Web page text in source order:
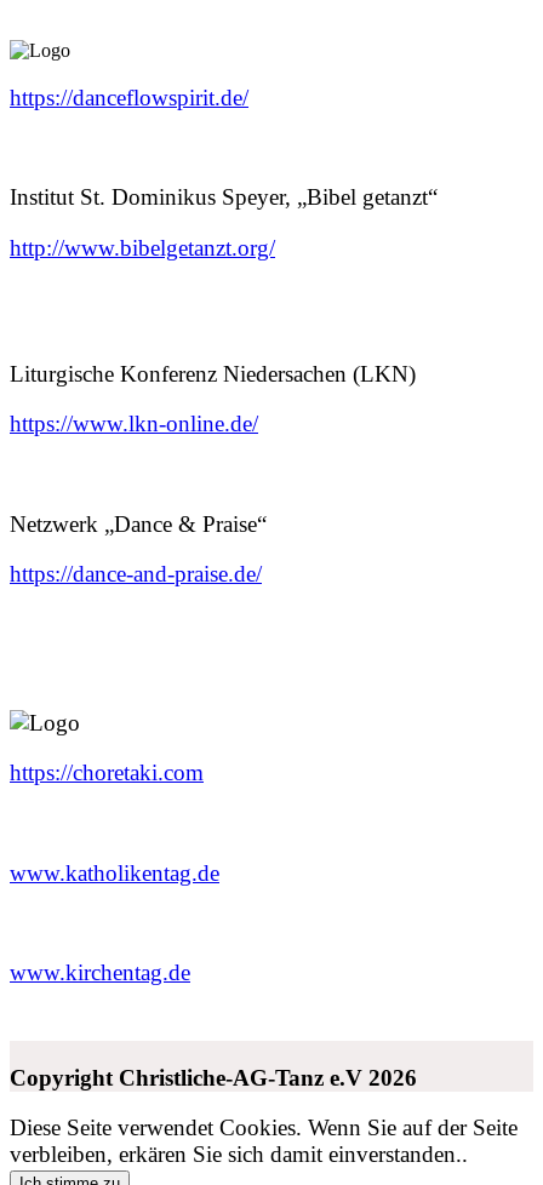
https://danceflowspirit.de/
Institut St. Dominikus Speyer, „Bibel getanzt“
http://www.bibelgetanzt.org/
Liturgische Konferenz Niedersachen (LKN)
https://www.lkn-online.de/
Netzwerk „Dance & Praise“
https://dance-and-praise.de/
https://choretaki.com
www.katholikentag.de
www.kirchentag.de
Copyright Christliche-AG-Tanz e.V 2026
Diese Seite verwendet Cookies. Wenn Sie auf der Seite
verbleiben, erkären Sie sich damit einverstanden..